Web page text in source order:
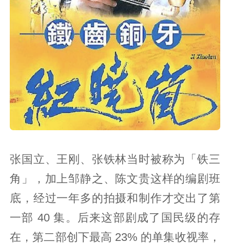
张国立、王刚、张铁林当时被称为「铁三
角」，加上邹静之、陈文贵这样的编剧班
底，经过一年多的拍摄和制作才交出了第
一部 40 集。后来这部剧成了国民级的存
在，第二部创下最高 23% 的单集收视率，